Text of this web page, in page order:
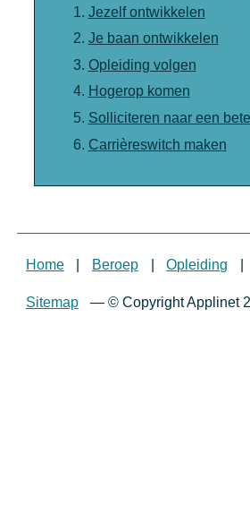
Jezelf ontwikkelen
Je baan ontwikkelen
Opleiding volgen
Hogerop komen
Solliciteren naar een
Carrièreswitch maken
Home Beroep Opleiding
Sitemap —© Copyright Applinet